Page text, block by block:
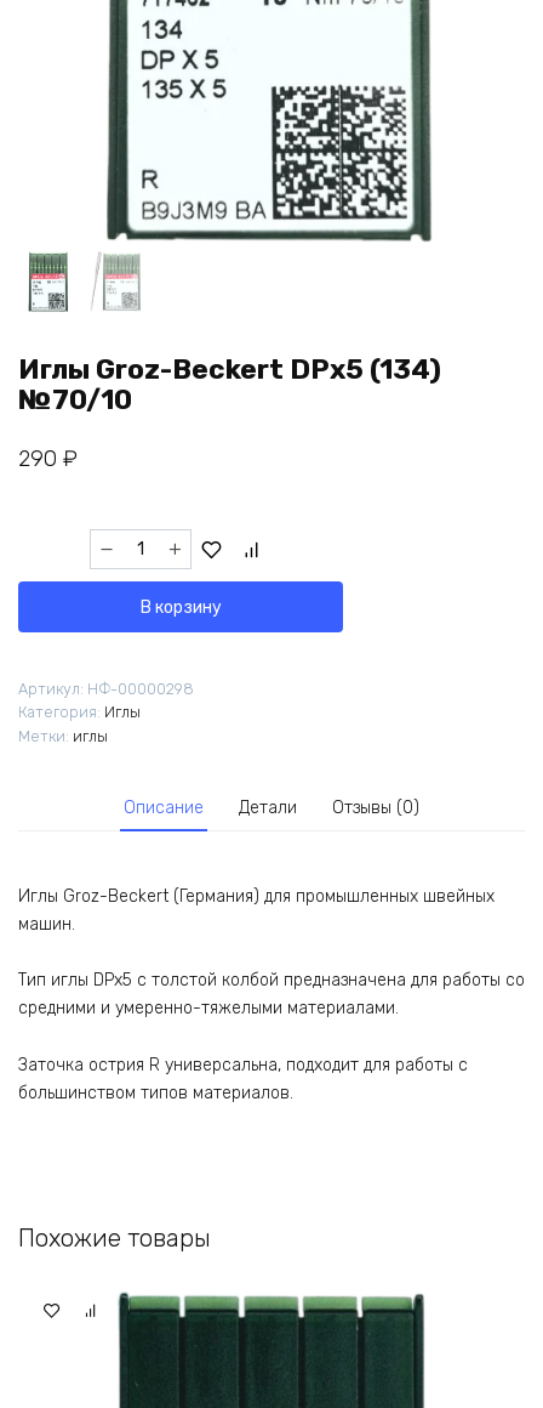
Иглы Groz-Beckert DPx5 (134)
№70/10
290 ₽
Количество
товара
(134)
№70/10
В корзину
Артикул: НФ-00000298
Категория: Иглы
Метки: иглы
Описание Детали Отзывы (0)
Иглы Groz-Beckert (Германия) для промышленных швейных
машин.
Тип иглы DPx5 с толстой колбой предназначена для работы со
средними и умеренно-тяжелыми материалами.
Заточка острия R универсальна, подходит для работы с
большинством типов материалов.
Похожие товары